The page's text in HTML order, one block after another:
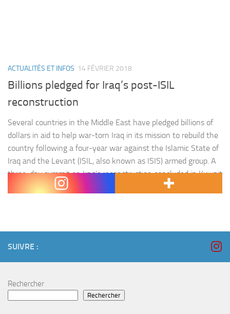
ACTUALITÉS ET INFOS 14 FÉVRIER 2018
Billions pledged for Iraq’s post-ISIL
reconstruction
Several countries in the Middle East have pledged billions of
dollars in aid to help war-torn Iraq in its mission to rebuild the
country following a four-year war against the Islamic State of
Iraq and the Levant (ISIL, also known as ISIS) armed group. A
three-day summit on Iraq’s reconstruction concluded in Kuwait
City on…
SUIVRE :
Rechercher
Rechercher